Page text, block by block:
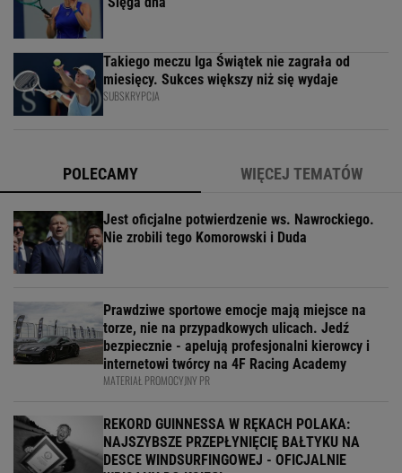
Takiego meczu Iga Świątek nie zagrała od
miesięcy. Sukces większy niż się wydaje
SUBSKRYPCJA
POLECAMY WIĘCEJ TEMATÓW
Jest oficjalne potwierdzenie ws. Nawrockiego.
Nie zrobili tego Komorowski i Duda
Prawdziwe sportowe emocje mają miejsce na
torze, nie na przypadkowych ulicach. Jedź
bezpiecznie - apelują profesjonalni kierowcy i
internetowi twórcy na 4F Racing Academy
MATERIAŁ PROMOCYJNY PR
REKORD GUINNESSA W RĘKACH POLAKA:
NAJSZYBSZE PRZEPŁYNIĘCIĘ BAŁTYKU NA
DESCE WINDSURFINGOWEJ - OFICJALNIE